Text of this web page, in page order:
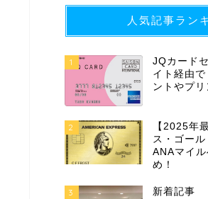
人気記事ラン
1
JQカード
イト経由
ントやプリ
2
【2025年
ス・ゴー
ANAマイ
め！
3 新着記事